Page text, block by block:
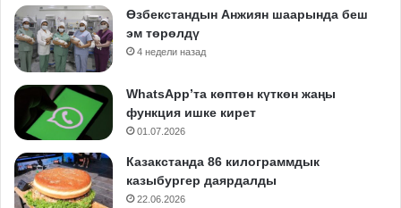
Өзбекстандын Анжиян шаарында беш
эм төрөлдү
4 недели назад
WhatsApp’та көптөн күткөн жаңы
функция ишке кирет
01.07.2026
Казакстанда 86 килограммдык
казыбургер даярдалды
22.06.2026